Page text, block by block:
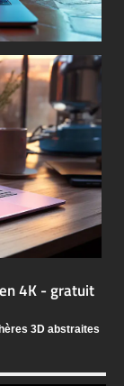
4K - gratuit
3D abstraites